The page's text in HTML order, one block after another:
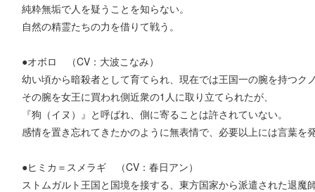
純粋無垢で人を疑うことを知らない。
自然の精霊たちの力を借りて戦う。
●オボロ （CV：大波こなみ）
幼い頃から暗殺者として育てられ、現在では王国一の腕を持つク
その腕を女王に買われ側近衆の1人に取り立てられたが、
『狗（イヌ）』と呼ばれ、側に寄ることは許されていない。
感情を置き忘れてきたかのように無表情で、必要以上には言葉を
●ヒミカ＝スメラギ （CV：春日アン）
ストムガルト王国と国境を接する、東方国家から派遣された退魔